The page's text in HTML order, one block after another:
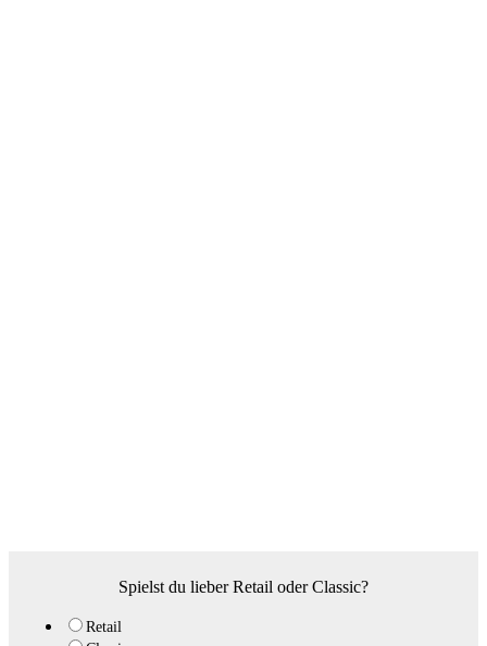
Spielst du lieber Retail oder Classic?
Retail